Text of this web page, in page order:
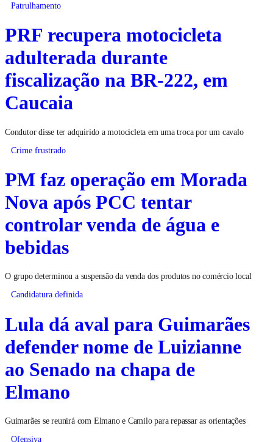
Patrulhamento
PRF recupera motocicleta
adulterada durante
fiscalização na BR-222, em
Caucaia
Condutor disse ter adquirido a motocicleta em uma troca por um cavalo
Crime frustrado
PM faz operação em Morada
Nova após PCC tentar
controlar venda de água e
bebidas
O grupo determinou a suspensão da venda dos produtos no comércio local
Candidatura definida
Lula dá aval para Guimarães
defender nome de Luizianne
ao Senado na chapa de
Elmano
Guimarães se reunirá com Elmano e Camilo para repassar as orientações
Ofensiva